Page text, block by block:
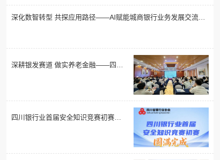
深化数智转型 共探应用路径——AI赋能城商银行业务发展交流会
深耕银发赛道 做实养老金融——四川
四川银行业首届安全知识竞赛初赛圆